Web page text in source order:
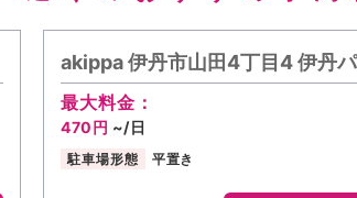
akippa 伊丹市山田4丁目4 伊丹
最大料金：
470円 ~/日
駐車場形態 平置き